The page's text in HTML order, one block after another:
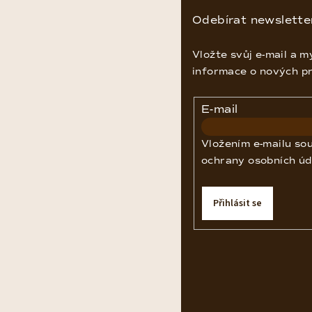
Odebírat
Vložte svůj e-mail a
informace o nových
E-mail
Vložením e-mailu
ochrany osobních
Přihlásit se